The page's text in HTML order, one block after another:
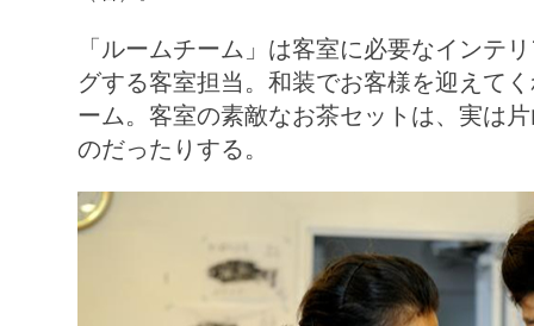
「ルームチーム」は客室に必要なインテ
グする客室担当。和装でお客様を迎えて
ーム。客室の素敵なお茶セットは、実は
のだったりする。